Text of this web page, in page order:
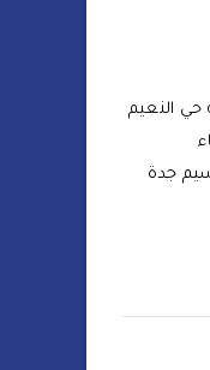
حي النعيم
جدة